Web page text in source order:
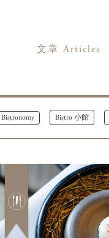
文章 Articles
Bistronomy Bistro 小館